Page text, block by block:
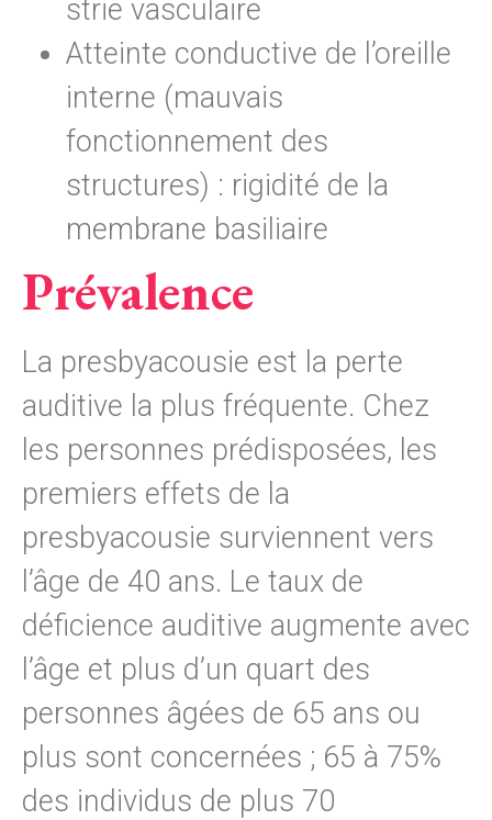
strie vasculaire
Atteinte conductive de l’oreille
interne (mauvais
fonctionnement des
structures) : rigidité de la
membrane basiliaire
Prévalence
La presbyacousie est la perte
auditive la plus fréquente. Chez
les personnes prédisposées, les
premiers effets de la
presbyacousie surviennent vers
l’âge de 40 ans. Le taux de
déficience auditive augmente avec
l’âge et plus d’un quart des
personnes âgées de 65 ans ou
plus sont concernées ; 65 à 75%
des individus de plus 70